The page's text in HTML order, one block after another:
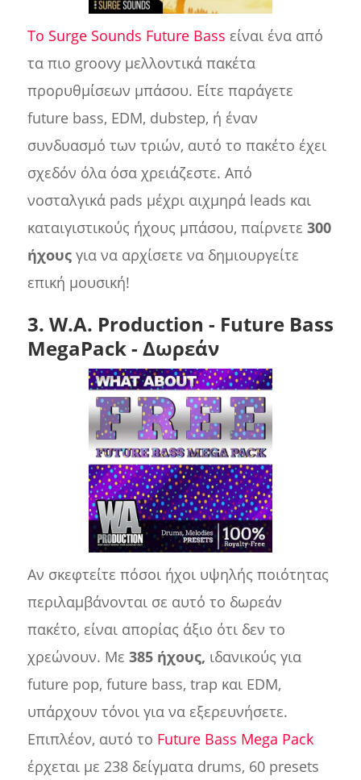
Το Surge Sounds Future Bass είναι ένα από
τα πιο groovy μελλοντικά πακέτα
προρυθμίσεων μπάσου. Είτε παράγετε
future bass, EDM, dubstep, ή έναν
συνδυασμό των τριών, αυτό το πακέτο έχει
σχεδόν όλα όσα χρειάζεστε. Από
νοσταλγικά pads μέχρι αιχμηρά leads και
καταιγιστικούς ήχους μπάσου, παίρνετε 300
ήχουςγια να αρχίσετε να δημιουργείτε
επική μουσική!
3. W.A. Production - Future Bass
MegaPack - Δωρεάν
Αν σκεφτείτε πόσοι ήχοι υψηλής ποιότητας
περιλαμβάνονται σε αυτό το δωρεάν
πακέτο, είναι απορίας άξιο ότι δεν το
χρεώνουν. Με 385 ήχους, ιδανικούς για
future pop, future bass, trap και EDM,
υπάρχουν τόνοι για να εξερευνήσετε.
Επιπλέον, αυτό το Future Bass Mega Pack
έρχεται με 238 δείγματα drums, 60 presets